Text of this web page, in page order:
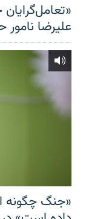
علیرضا
«جنگ چگونه